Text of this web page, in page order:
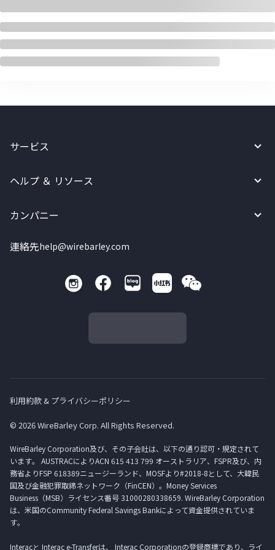
サービス
ヘルプ ＆ リソース
カンパニー
連絡先help@wirebarley.com
利用約款 & プライバシーポリシー
© 2026 WireBarley Corp. All Rights Reserved.
WireBarley Corporation及び、その子会社は、以下の通り認可・規定されて
います。 AUSTRACによりACN 615 413 799 オーストラリア、FSPR及び、内
務省よりFSP 618389ニュージーランド、MOSFより#2018-8として、大韓民
国及び金融犯罪取締ネットワーク（FinCEN）。Money Services
Business（MSB）ライセンス番号 31000280338659. WireBarley Corporation
は、米国のCommunity Federal Savings Bankによって資金提供されていま
す。
Interacと Interac e-Transferは、 Interac Corporationの登録商標であり、ライ